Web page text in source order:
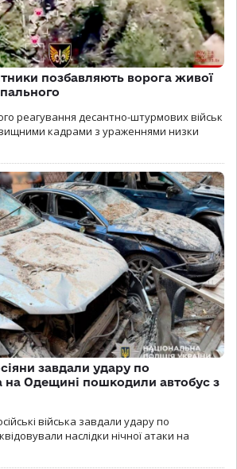
позбавляють ворога живої
пального
реагування десантно-штурмових військ
кадрами з ураженнями низки
завдали удару по
на Одещині пошкодили автобус з
війська завдали удару по
наслідки нічної атаки на